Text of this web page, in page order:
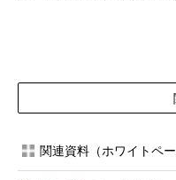
関連資料（ホワイトペー